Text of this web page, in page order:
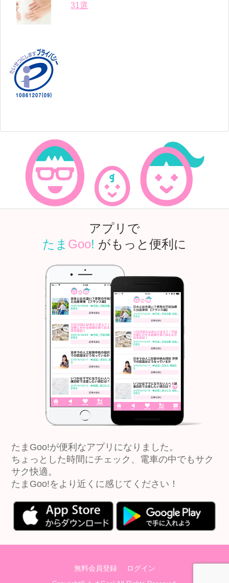
31選
アプリで
たま Goo! がもっと便利に
たまGoo!が便利なアプリになりました。
ちょっとした時間にチェック、電車の中でもサク
サク快適。
たまGoo!をより近くに感じてください！
無料会員登録 ログイン